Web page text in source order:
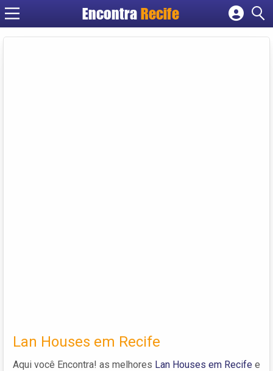
Encontra Recife
Cadastrar empresa
Lan Houses em Recife
Aqui você Encontra! as melhores Lan Houses em Recife e